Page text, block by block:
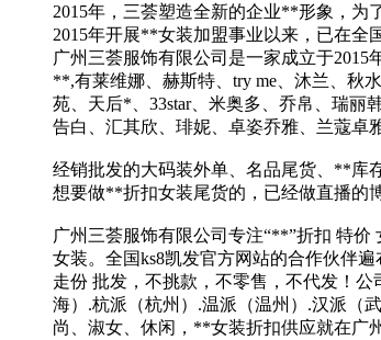
2015年，三荟塑造全新的企业**形象，
2015年开展**女装加盟事业以来，已在全
广州三荟服饰有限公司是一家成立于
**,有莱维娜、赫斯特、try me、沐兰、秋
苑、天后*、33star、米奥多、乔帛、瑞丽
告白、汇其欣、琲妮、卓姿乔雅、兰蔻卓
经销批发的大码装外单、名品尾货、**库
想要做**折扣女装尾货的，已经做直播的
广州三荟服饰有限公司专注“**”折扣 特
女装。全国ks8凯发官方网站的合作伙伴
走份 批发，不挑款，不零售，不代发！
海）.杭派（杭州）.温派（温州）.汉派（
尚、淑女、休闲，**女装折扣供应就在广